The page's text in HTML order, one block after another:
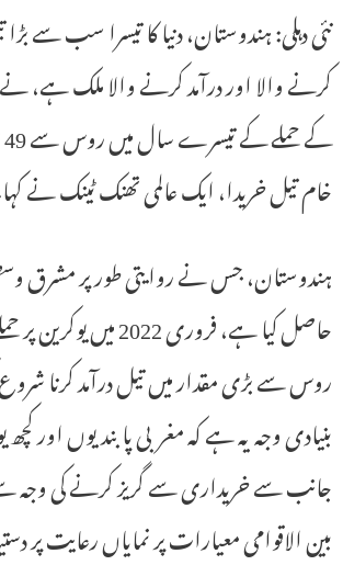
نئی دہلی: ہندوستان، دنیا کا تیسرا سب سے
کرنے والا اور درآمد کرنے والا ملک ہے، نے
خام تیل خریدا، ایک عالمی تھنک ٹینک نے
ہندوستان، جس نے روایتی طور پر مشرق
حاصل کیا ہے، فروری 2022
روس سے بڑی مقدار میں تیل درآمد کرنا
بنیادی وجہ یہ ہے کہ مغربی پابندیوں اور
جانب سے خریداری سے گریز کرنے کی وجہ
بین الاقوامی معیارات پر نمایاں رعایت پر